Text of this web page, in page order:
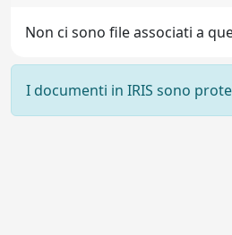
Non ci sono file associati a
I documenti in IRIS sono